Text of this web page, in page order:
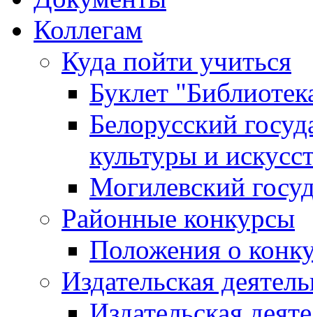
Коллегам
Куда пойти учиться
Буклет
Белорусский
культуры и
Могилевский
Районные конкурсы
Положения о
Издательская